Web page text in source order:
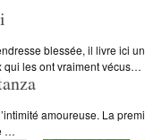
blessée, il livre ici
qui les ont vraiment vécus…
amoureuse. La
…